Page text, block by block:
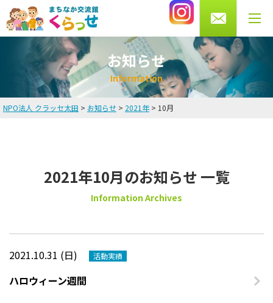
0276-56-4433
受付時間 月・水・木・金 10～13時/14～20時
土曜 9～16時まで（火・日曜休館）
HOME
英会話教室
料金
お知らせ
Information
NPO法人 クラッセ太田 > お知らせ > 2021年> 10月
2021年10月のお知らせ 一覧
Information Archives
2021.10.31 (日) 活動実績
ハロウィーン週間